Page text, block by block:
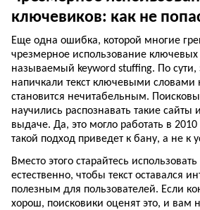
ключевиков: как не
Еще одна ошибка, которой многие
чрезмерное использование ключевых
называемый keyword stuffing. По сути,
напичкали текст ключевыми словами
становится нечитабельным.
научились распознавать такие сайты
выдаче. Да, это могло работать в
такой подход приведет к бану, а не к
Вместо этого старайтесь
естественно, чтобы текст оставался
полезным для пользователей. Если
хорош, поисковики оценят это, и вам